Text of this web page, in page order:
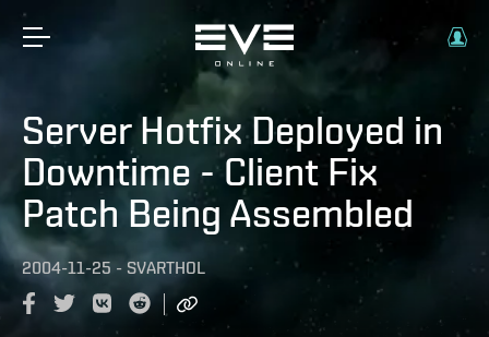
Server Hotfix Deployed in
Downtime - Client Fix
Patch Being Assembled
2004-11-25 - SVARTHOL